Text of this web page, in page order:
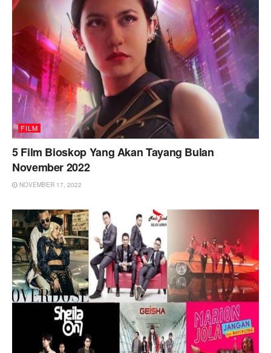
FILM
5 Film Bioskop Yang Akan Tayang Bulan
November 2022
NOVEMBER 17, 2022